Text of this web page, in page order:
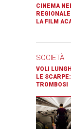
CINEMA
LA FILM
SOCIETÀ
VOLI
LE
TROMBOSI